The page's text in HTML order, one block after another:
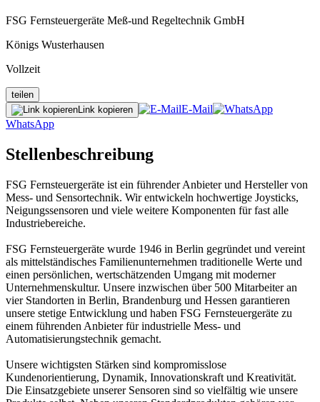
FSG Fernsteuergeräte Meß-und Regeltechnik GmbH
Königs Wusterhausen
Vollzeit
teilen
Link kopieren
E-Mail
WhatsApp
Stellenbeschreibung
FSG Fernsteuergeräte ist ein führender Anbieter und Hersteller von
Mess- und Sensortechnik. Wir entwickeln hochwertige Joysticks,
Neigungssensoren und viele weitere Komponenten für fast alle
Industriebereiche.
FSG Fernsteuergeräte wurde 1946 in Berlin gegründet und vereint
als mittelständisches Familienunternehmen traditionelle Werte und
einen persönlichen, wertschätzenden Umgang mit moderner
Unternehmenskultur. Unsere inzwischen über 500 Mitarbeiter an
vier Standorten in Berlin, Brandenburg und Hessen garantieren
unsere stetige Entwicklung und haben FSG Fernsteuergeräte zu
einem führenden Anbieter für industrielle Mess- und
Automatisierungstechnik gemacht.
Unsere wichtigsten Stärken sind kompromisslose
Kundenorientierung, Dynamik, Innovationskraft und Kreativität.
Die Einsatzgebiete unserer Sensoren sind so vielfältig wie unsere